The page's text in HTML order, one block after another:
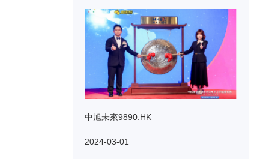
中旭未來9890.HK
2024-03-01